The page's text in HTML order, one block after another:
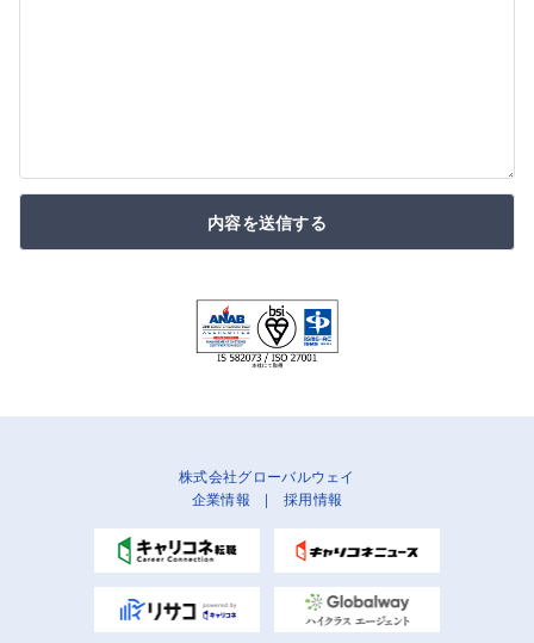
内容を送信する
株式会社グローバルウェイ
企業情報 | 採用情報